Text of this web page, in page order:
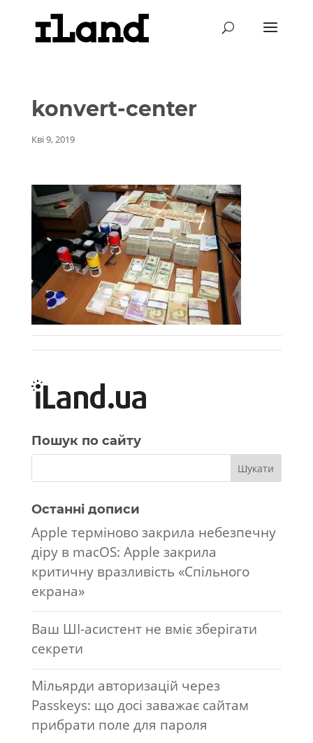
konvert-center
Кві 9, 2019
Пошук по сайту
Останні дописи
Apple терміново закрила небезпечну
діру в macOS: Apple закрила
критичну вразливість «Спільного
екрана»
Ваш ШІ-асистент не вміє зберігати
секрети
Мільярди авторизацій через
Passkeys: що досі заважає сайтам
прибрати поле для пароля